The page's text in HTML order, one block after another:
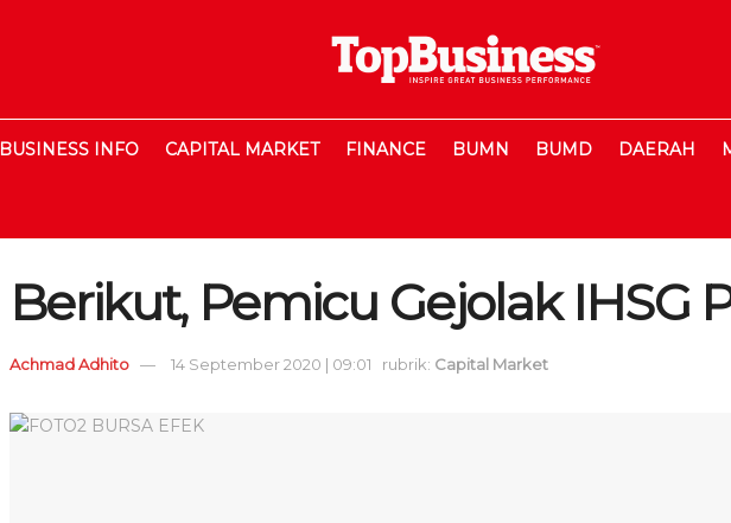
BUSINESS INFO CAPITAL MARKET FINANCE BUMN BUMD DAERAH
Berikut, Pemicu Gejolak IHSG
Achmad Adhito 14 September 2020 | 09:01 rubrik: Capital Market